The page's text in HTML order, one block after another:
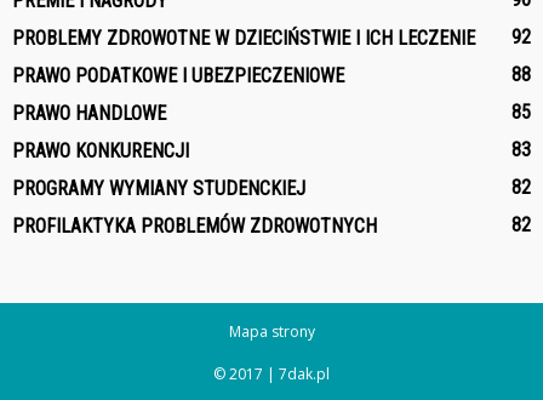
PROBLEMY ZDROWOTNE W DZIECIŃSTWIE I ICH LECZENIE
92
PRAWO PODATKOWE I UBEZPIECZENIOWE
88
PRAWO HANDLOWE
85
PRAWO KONKURENCJI
83
PROGRAMY WYMIANY STUDENCKIEJ
82
PROFILAKTYKA PROBLEMÓW ZDROWOTNYCH
82
Mapa strony
© 2017 | 7dak.pl